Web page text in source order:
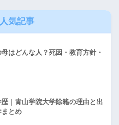
気記事
はどんな人？死因・教育方針・
｜青山学院大学除籍の理由と出
とめ